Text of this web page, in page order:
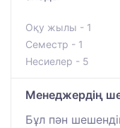
Оқу жылы - 1
Семестр - 1
Несиелер - 5
Менеджердің
Бұл пән